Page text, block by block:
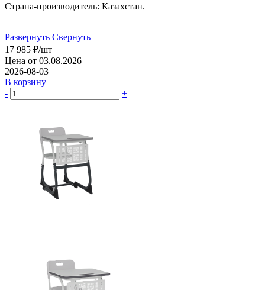
Страна-производитель: Казахстан.
Развернуть Свернуть
17 985 ₽/шт
Цена от 03.08.2026
2026-08-03
В корзину
-
+